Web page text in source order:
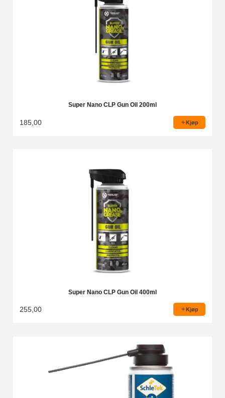
Super Nano CLP Gun Oil 200ml
185,00 Kjøp
Super Nano CLP Gun Oil 400ml
255,00 Kjøp